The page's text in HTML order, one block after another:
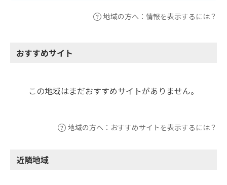
地域の方へ：情報を表示するには？
おすすめサイト
この地域はまだおすすめサイトがありません。
地域の方へ：おすすめサイトを表示するには？
近隣地域